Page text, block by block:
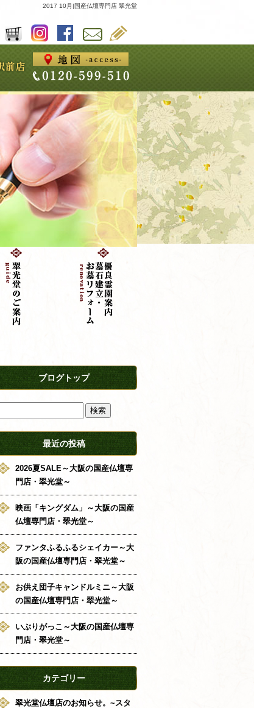
2017 10月|国産仏壇専門店 翠光堂
ブログトップ
最近の投稿
2026夏SALE～大阪の国産仏壇専
門店・翠光堂～
映画「キングダム」～大阪の国産
仏壇専門店・翠光堂～
ファンタふるふるシェイカー～大
阪の国産仏壇専門店・翠光堂～
お供え団子キャンドルミニ～大阪
の国産仏壇専門店・翠光堂～
いぶりがっこ～大阪の国産仏壇専
門店・翠光堂～
カテゴリー
翠光堂仏壇店のお知らせ。~スタ